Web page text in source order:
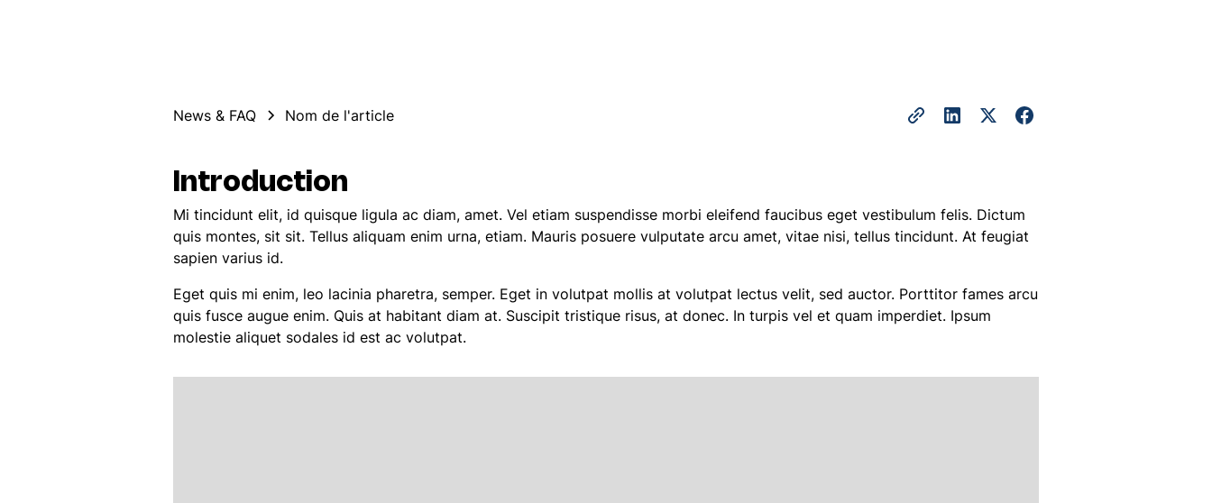
News & FAQ Nom de l'article
Introduction
Mi tincidunt elit, id quisque ligula ac diam, amet. Vel etiam suspendisse morbi eleifend faucibus eget vestibulum felis. Dictum
quis montes, sit sit. Tellus aliquam enim urna, etiam. Mauris posuere vulputate arcu amet, vitae nisi, tellus tincidunt. At feugiat
sapien varius id.
Eget quis mi enim, leo lacinia pharetra, semper. Eget in volutpat mollis at volutpat lectus velit, sed auctor. Porttitor fames arcu
quis fusce augue enim. Quis at habitant diam at. Suscipit tristique risus, at donec. In turpis vel et quam imperdiet. Ipsum
molestie aliquet sodales id est ac volutpat.